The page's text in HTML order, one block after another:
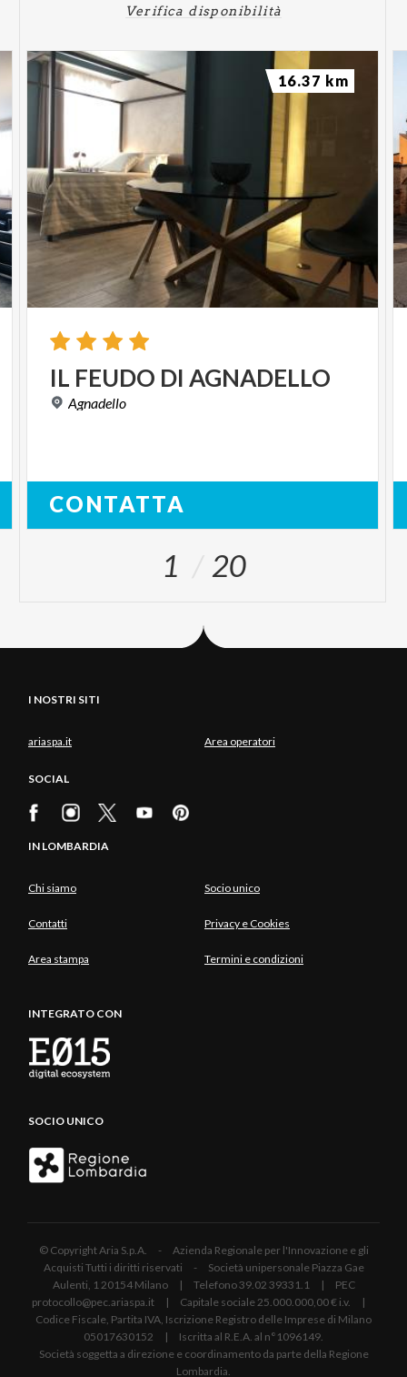
Verifica disponibilità
IL FEUDO DI AGNADELLO
Agnadello
CONTATTA
16.37 km
1 20
I NOSTRI SITI
ariaspa.it Area operatori
SOCIAL
IN LOMBARDIA
Chi siamo Socio unico
Contatti Privacy e Cookies
Area stampa Termini e condizioni
INTEGRATO CON
SOCIO UNICO
© Copyright Aria S.p.A. - Azienda Regionale per l'Innovazione e gli
Acquisti Tutti i diritti riservati - Società unipersonale Piazza Gae
Aulenti, 1 20154 Milano | Telefono 39.02 39331.1 | PEC
protocollo@pec.ariaspa.it | Capitale sociale 25.000.000,00 € i.v. |
Codice Fiscale, Partita IVA, Iscrizione Registro delle Imprese di Milano
05017630152 | Iscritta al R.E.A. al n°1096149.
Società soggetta a direzione e coordinamento da parte della Regione
Lombardia.